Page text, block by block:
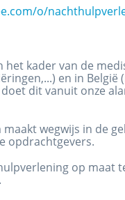
o/
kader van de
en in België
dit vanuit onze
wegwijs in de
opdrachtgevers.
op maat